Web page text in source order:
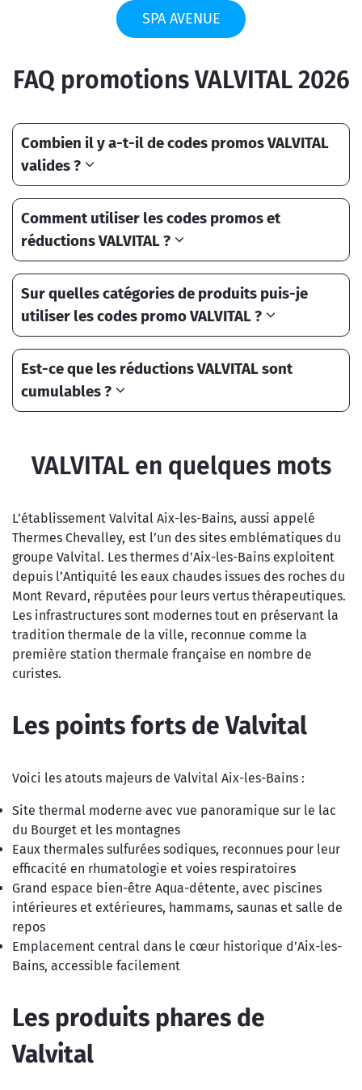
SPA AVENUE
FAQ promotions VALVITAL 2026
Combien il y a-t-il de codes promos VALVITAL
valides ?
Comment utiliser les codes promos et
réductions VALVITAL ?
Sur quelles catégories de produits puis-je
utiliser les codes promo VALVITAL ?
Est-ce que les réductions VALVITAL sont
cumulables ?
VALVITAL en quelques mots
L’établissement Valvital Aix-les-Bains, aussi appelé
Thermes Chevalley, est l’un des sites emblématiques du
groupe Valvital. Les thermes d’Aix-les-Bains exploitent
depuis l’Antiquité les eaux chaudes issues des roches du
Mont Revard, réputées pour leurs vertus thérapeutiques.
Les infrastructures sont modernes tout en préservant la
tradition thermale de la ville, reconnue comme la
première station thermale française en nombre de
curistes.
Les points forts deValvital
Voici les atouts majeurs de Valvital Aix-les-Bains :
Site thermal moderne avec vue panoramique sur le lac
du Bourget et les montagnes
Eaux thermales sulfurées sodiques, reconnues pour leur
efficacité en rhumatologie et voies respiratoires
Grand espace bien-être Aqua-détente, avec piscines
intérieures et extérieures, hammams, saunas et salle de
repos
Emplacement central dans le cœur historique d’Aix-les-
Bains, accessible facilement
Les produits phares de
Valvital